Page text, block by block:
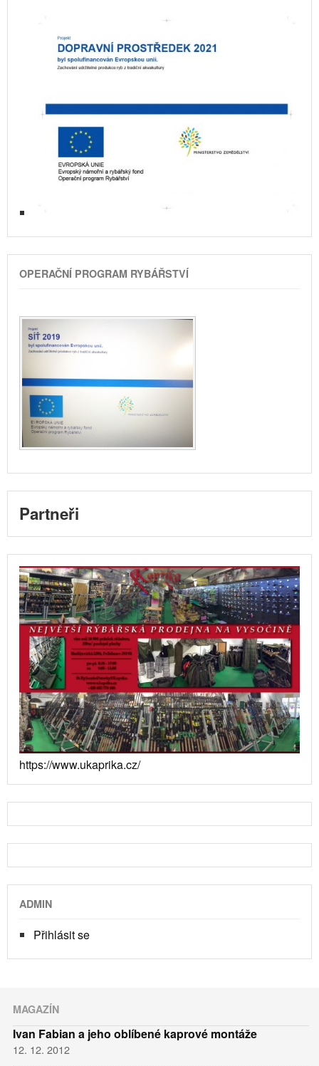
OPERAČNÍ PROGRAM RYBÁŘSTVÍ
Partneři
https://www.ukaprika.cz/
ADMIN
Přihlásit se
MAGAZÍN
Ivan Fabian a jeho oblíbené kaprové montáže
12. 12. 2012